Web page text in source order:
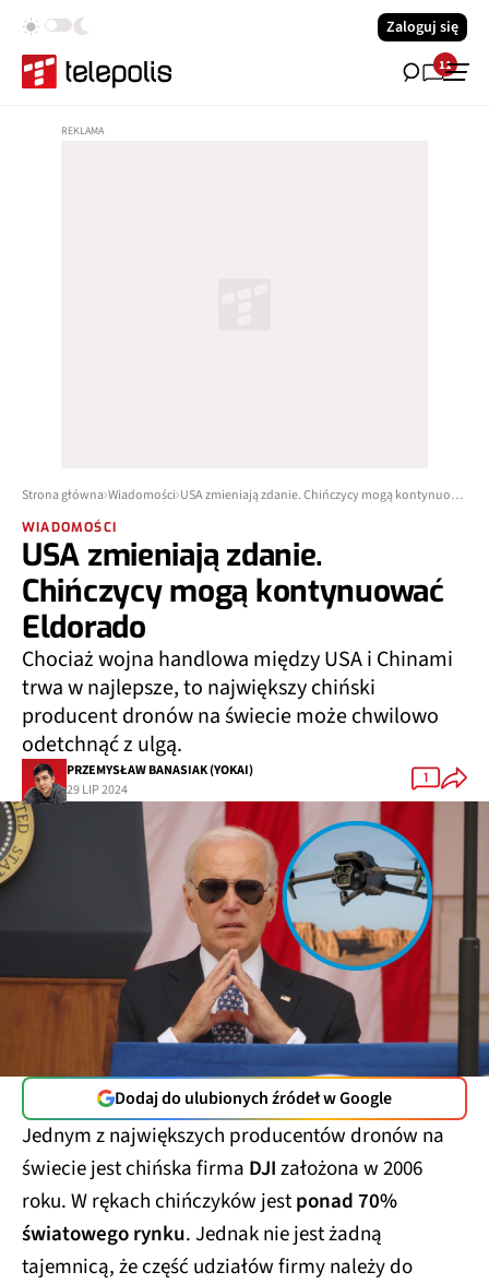
Zaloguj się
11
Strona główna Wiadomości USA zmieniają zdanie. Chińczycy mogą kontynuować Eldorado
WIADOMOŚCI
USA zmieniają zdanie.
Chińczycy mogą kontynuować
Eldorado
Chociaż wojna handlowa między USA i Chinami
trwa w najlepsze, to największy chiński
producent dronów na świecie może chwilowo
odetchnąć z ulgą.
PRZEMYSŁAW BANASIAK (YOKAI)
29 LIP 2024
1
Dodaj do ulubionych źródeł w Google
Jednym z największych producentów dronów na
świecie jest chińska firma DJIzałożona w 2006
roku. W rękach chińczyków jestponad 70%
światowego rynku. Jednak nie jest żadną
tajemnicą, że część udziałów firmy należy do